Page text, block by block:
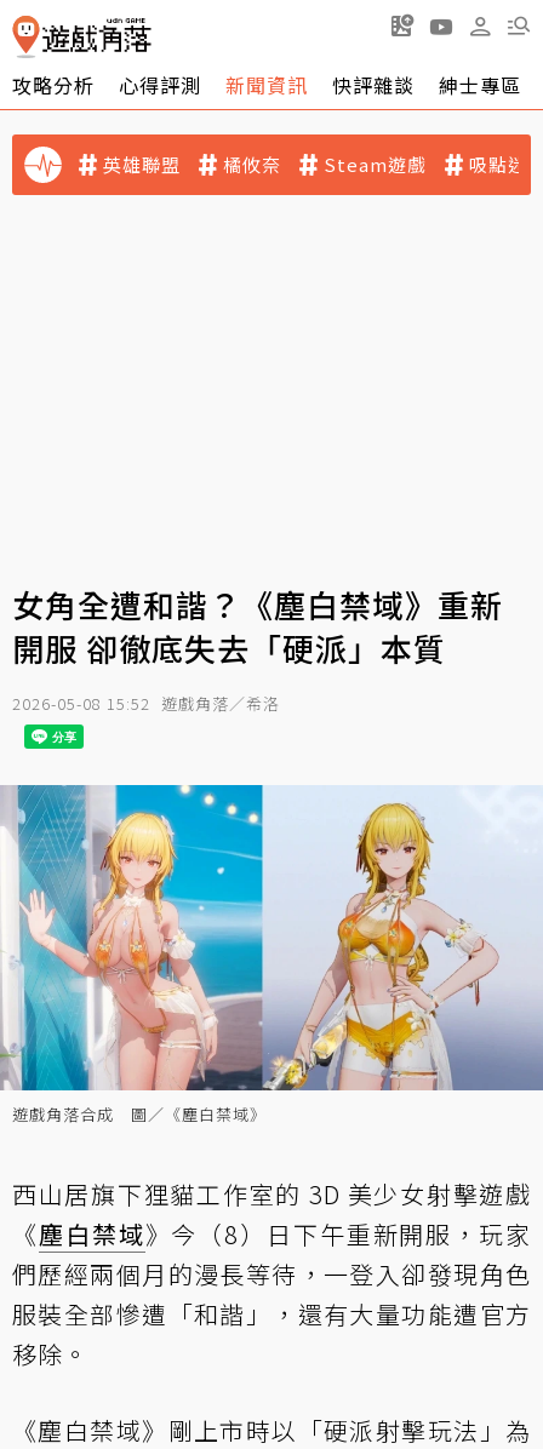
攻略分析 心得評測 新聞資訊 快評雜談 紳士專區
英雄聯盟 橘攸奈 Steam遊戲 吸點迷
女角全遭和諧？《塵白禁域》重新
開服 卻徹底失去「硬派」本質
2026-05-08 15:52 遊戲角落／希洛
遊戲角落合成 圖／《塵白禁域》
西山居旗下狸貓工作室的 3D 美少女射擊遊戲
《塵白禁域》今（8）日下午重新開服，玩家
們歷經兩個月的漫長等待，一登入卻發現角色
服裝全部慘遭「和諧」，還有大量功能遭官方
移除。
《塵白禁域》剛上市時以「硬派射擊玩法」為